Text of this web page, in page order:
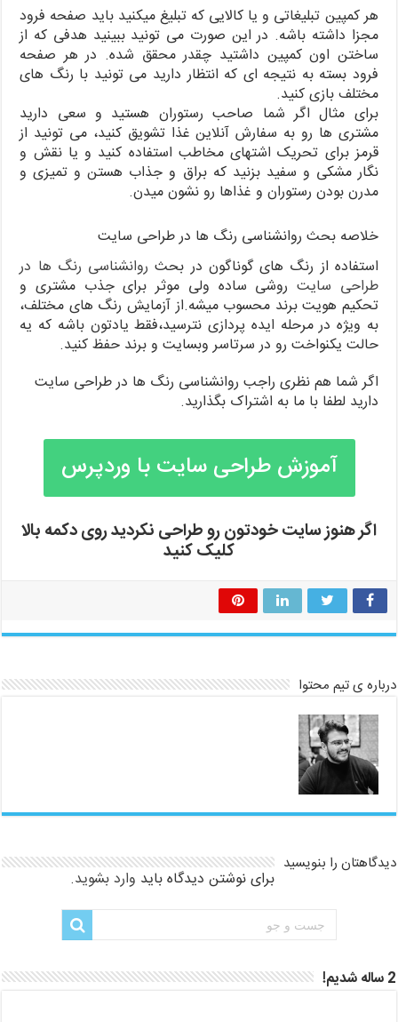
هر کمپین تبلیغاتی و یا کالایی که تبلیغ میکنید باید صفحه فرود
مجزا داشته باشه. در این صورت می تونید ببینید هدفی که از
ساختن اون کمپین داشتید چقدر محقق شده. در هر صفحه
فرود بسته به نتیجه ای که انتظار دارید می ‌تونید با رنگ های
مختلف بازی کنید.
برای مثال اگر شما صاحب رستوران هستید و سعی دارید
مشتری ها رو به سفارش آنلاین غذا تشویق کنید، می‌ تونید از
قرمز برای تحریک اشتهای مخاطب استفاده کنید و یا نقش و
نگار مشکی و سفید بزنید که براق و جذاب هستن و تمیزی و
مدرن بودن رستوران و غذاها رو نشون میدن.
خلاصه بحث روانشناسی رنگ ها در طراحی سایت
استفاده از رنگ های گوناگون در بحث روانشناسی رنگ ها در
طراحی سایتروشی ساده ولی موثر برای جذب مشتری و
تحکیم هویت برند محسوب میشه.از آزمایش رنگ های مختلف،
به ویژه در مرحله ایده پردازی نترسید،فقط یادتون باشه که یه
حالت یکنواخت رو در سرتاسر وبسایت و برند حفظ کنید.
اگر شما هم نظری راجب روانشناسی رنگ ها در طراحی سایت
دارید لطفا با ما به اشتراک بگذارید.
آموزش طراحی سایت با وردپرس
اگر هنوز سایت خودتون رو طراحی نکردید روی دکمه بالا
کلیک کنید
درباره ی تیم محتوا
دیدگاهتان را بنویسید
برای نوشتن دیدگاه باید وارد بشوید.
2 ساله شدیم!